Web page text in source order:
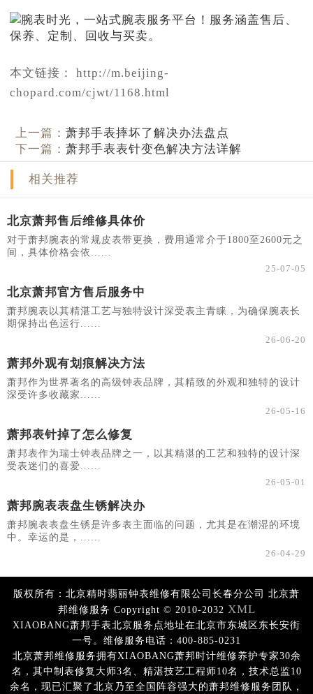
本文链接： http://m.beijing-
chopard.com/cjwt/1168.html
上一篇：萧邦手表摔坏了解决办法盘点
下一篇：萧邦手表表针变色解决方法详解
相关推荐
北京萧邦售后维修具体价
对于萧邦腕表的常规皮表带更换，费用通常介于1800至2600元之
间，具体价格会依......
25-07-05
北京萧邦官方售后服务中
萧邦腕表以其精湛工艺与独特设计深受表主青睐，为确保腕表长
期保持出色运行......
26-06-20
萧邦外观有划痕解决方法
萧邦作为世界著名的高级钟表品牌，其精致的外观和独特的设计
深受许多收藏家......
26-05-16
萧邦表针掉了怎么修复
萧邦表作为瑞士钟表品牌之一，以其精湛的工艺和独特的设计深
受表迷们的喜爱......
26-05-01
萧邦腕表表盘生锈解决办
萧邦腕表表盘生锈是许多表主面临的问题，尤其是在潮湿的环境
中。幸运的是，......
26-04-29
版权所有：北京精时翡丽钟表维修有限公司长春分公司 北京萧
邦维修服务 Copyright © 2010-2032 XML
XIAOBANG萧邦手表北京服务点地址在北京市东城区东长安街
一号。维修服务电话：400-885-0231
北京萧邦维修服务拥有XIAOBANG萧邦时计维修养护专家30余
名，其中制表修复大师3名、精湛技艺工程师10名，技术总监10
余名，现已汇聚了北京乃至全国阵容强大的萧邦维修服务团队，